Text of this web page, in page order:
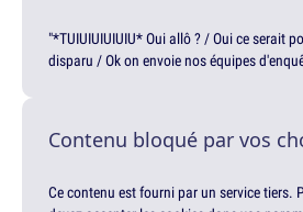
"*TUIUIUIUIUIU* Oui allô ? / Oui ce serait
disparu / Ok on envoie nos équipes
Contenu bloqué par vos
Ce contenu est fourni par un service tiers.